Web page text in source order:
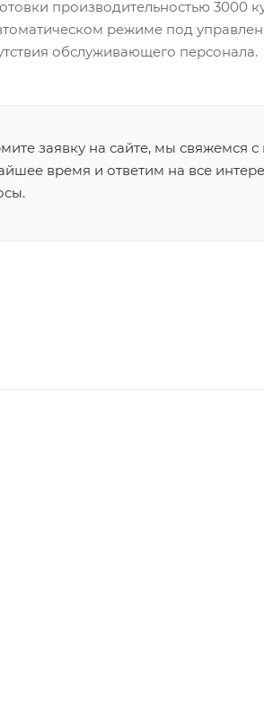
производительностью 3000
режиме под
обслуживающего персонала.
заявку на сайте, мы свяжемся с
время и ответим на все